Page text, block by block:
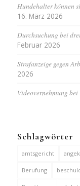
Hundehalter können
16. März 2026
Durchsuchung bei
Februar 2026
Strafanzeige gegen
2026
Videovernehmung
Schlagwörter
amtsgericht
Berufung